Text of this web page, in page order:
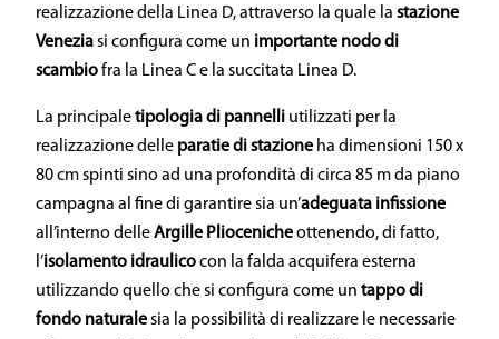
realizzazione della Linea D, attraverso la quale la stazione
Veneziasi configura come un importante nodo di
scambiofra la Linea C e la succitata Linea D.
La principaletipologia di pannelli utilizzati per la
realizzazione delle paratie di stazione ha dimensioni 150 x
80 cm spinti sino ad una profondità di circa 85 m da piano
campagna al fine di garantire sia un’adeguata infissione
all’interno delleArgille Pliocenicheottenendo, di fatto,
l’isolamento idraulicocon la falda acquifera esterna
utilizzando quello che si configura come un tappo di
fondo naturalesia la possibilità di realizzare le necessarie